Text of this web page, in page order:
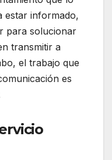
estar informado,
para solucionar
transmitir a
el trabajo que
es